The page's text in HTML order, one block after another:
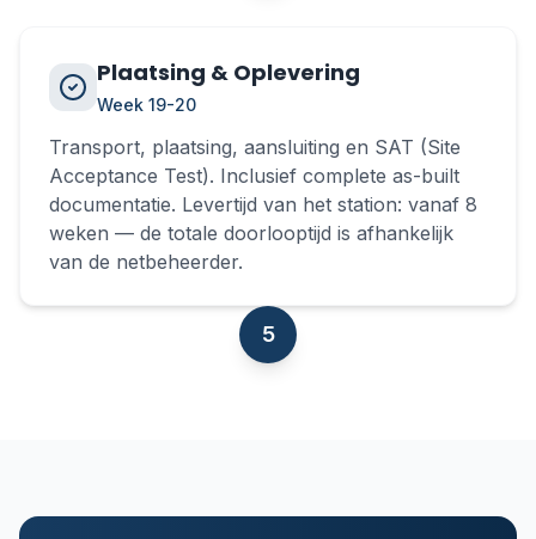
Plaatsing & Oplevering
Week 19-20
Transport, plaatsing, aansluiting en SAT (Site
Acceptance Test). Inclusief complete as-built
documentatie. Levertijd van het station: vanaf 8
weken — de totale doorlooptijd is afhankelijk
van de netbeheerder.
5